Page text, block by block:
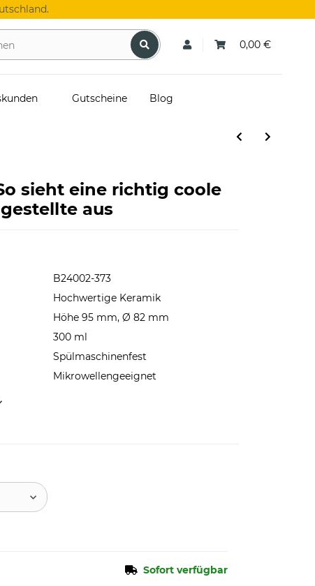
0,00 €
Gutscheine Blog
sieht eine richtig coole
aus
B24002-373
Hochwertige Keramik
Höhe 95 mm, Ø 82 mm
300 ml
Spülmaschinenfest
Mikrowellengeeignet
Sofort verfügbar